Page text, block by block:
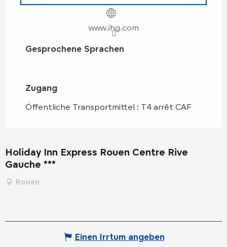
www.ihg.com
Gesprochene Sprachen
Gesprochene Sprachen
Zugang
Zugang
Öffentliche Transportmittel : T4 arrêt CAF
Holiday Inn Express Rouen Centre Rive
Gauche ***
Rouen
Einen Irrtum angeben